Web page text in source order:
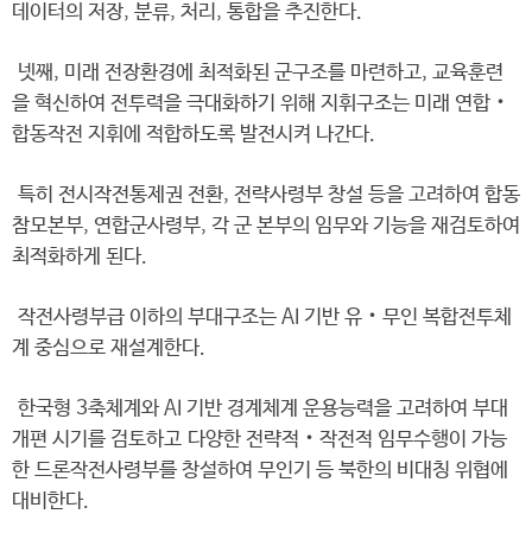
데이터의 저장, 분류, 처리, 통합을 추진한다.
넷째, 미래 전장환경에 최적화된 군구조를 마련하고, 교육훈련
을 혁신하여 전투력을 극대화하기 위해 지휘구조는 미래 연합‧
합동작전 지휘에 적합하도록 발전시켜 나간다.
특히 전시작전통제권 전환, 전략사령부 창설 등을 고려하여 합동
참모본부, 연합군사령부, 각 군 본부의 임무와 기능을 재검토하여
최적화하게 된다.
작전사령부급 이하의 부대구조는 AI 기반 유‧무인 복합전투체
계 중심으로 재설계한다.
한국형 3축체계와 AI 기반 경계체계 운용능력을 고려하여 부대
개편 시기를 검토하고 다양한 전략적‧작전적 임무수행이 가능
한 드론작전사령부를 창설하여 무인기 등 북한의 비대칭 위협에
대비한다.